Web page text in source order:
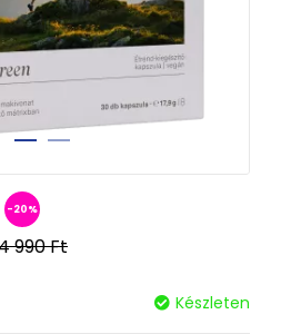
-20%
990Ft
Készleten